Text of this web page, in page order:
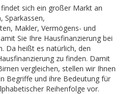
sich ein großer Markt an
Sparkassen,
Makler, Vermögens- und
Sie Ihre Hausfinanzierung bei
Da heißt es natürlich, den
zu finden. Damit
vergleichen, stellen wir Ihnen
Begriffe und ihre Bedeutung für
Reihenfolge vor.